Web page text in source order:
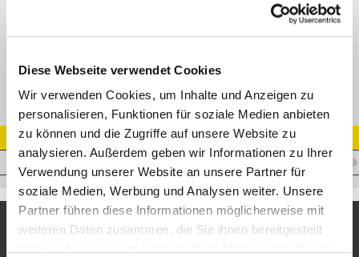
Diese Webseite verwendet Cookies
Wir verwenden Cookies, um Inhalte und Anzeigen zu
personalisieren, Funktionen für soziale Medien anbieten
zu können und die Zugriffe auf unsere Website zu
analysieren. Außerdem geben wir Informationen zu Ihrer
Verwendung unserer Website an unsere Partner für
soziale Medien, Werbung und Analysen weiter. Unsere
Partner führen diese Informationen möglicherweise mit
weiteren Daten zusammen, die Sie ihnen bereitgestellt
Block 506-1, 4 x IG 3/8" Partie Mobil + E-Kupplung (3-polig) Unter Druck
kuppelbar
Artikel Nr.
C.3P506-1/33E33M